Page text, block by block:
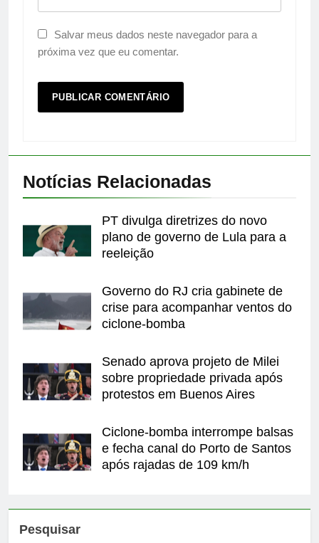
Salvar meus dados neste navegador para a
próxima vez que eu comentar.
Notícias Relacionadas
PT divulga diretrizes do novo
plano de governo de Lula para a
reeleição
Governo do RJ cria gabinete de
crise para acompanhar ventos do
ciclone-bomba
Senado aprova projeto de Milei
sobre propriedade privada após
protestos em Buenos Aires
Ciclone-bomba interrompe balsas
e fecha canal do Porto de Santos
após rajadas de 109 km/h
Pesquisar